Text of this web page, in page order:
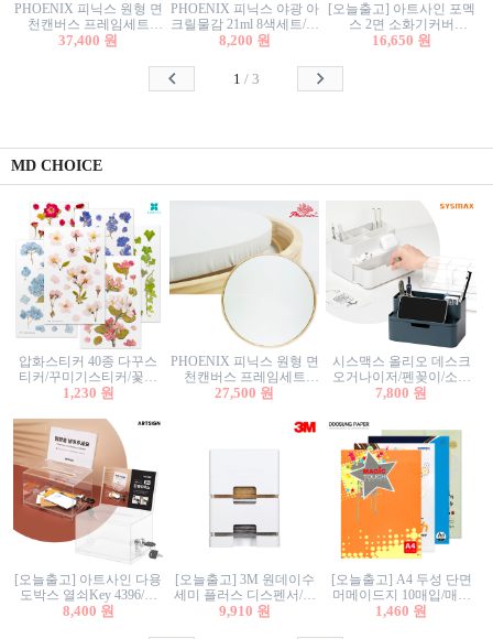
PHOENIX 피닉스 원형 면
천캔버스 프레임세트
40cm/원형캔버스/플로팅
37,400 원
PHOENIX 피닉스 야광 아
크릴물감 21ml 8색세트/야
광물감
8,200 원
[오늘출고] 아트사인 포멕
스 2면 소화기커버
1470/1471/소화기커버/소
함/소화기거치대/소화기
16,650 원
1 / 3
MD CHOICE
압화스티커 40종 다꾸스
티커/꾸미기스티커/꽃스
티커/압화꽃책갈피/팬시
1,230 원
PHOENIX 피닉스 원형 면
천캔버스 프레임세트
30cm/원형캔버스/플로팅
27,500 원
시스맥스 올리오 데스크
오거나이저/펜꽂이/소품
꽂이/소품함/정리함/수납
7,800 원
[오늘출고] 아트사인 다용
도박스 열쇠Key 4396/투
표함/건의함/모금함/응모
8,400 원
[오늘출고] 3M 원데이수
세미 플러스 디스펜서/소
프트수세미5매+강력수세
9,910 원
[오늘출고] A4 두성 단면
머메이드지 10매입/매직
터치/색지/색상지/색복사
1,460 원